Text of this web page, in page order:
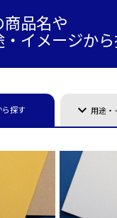
商品名や
・イメージか
探す keyboard_arrow_down用途・